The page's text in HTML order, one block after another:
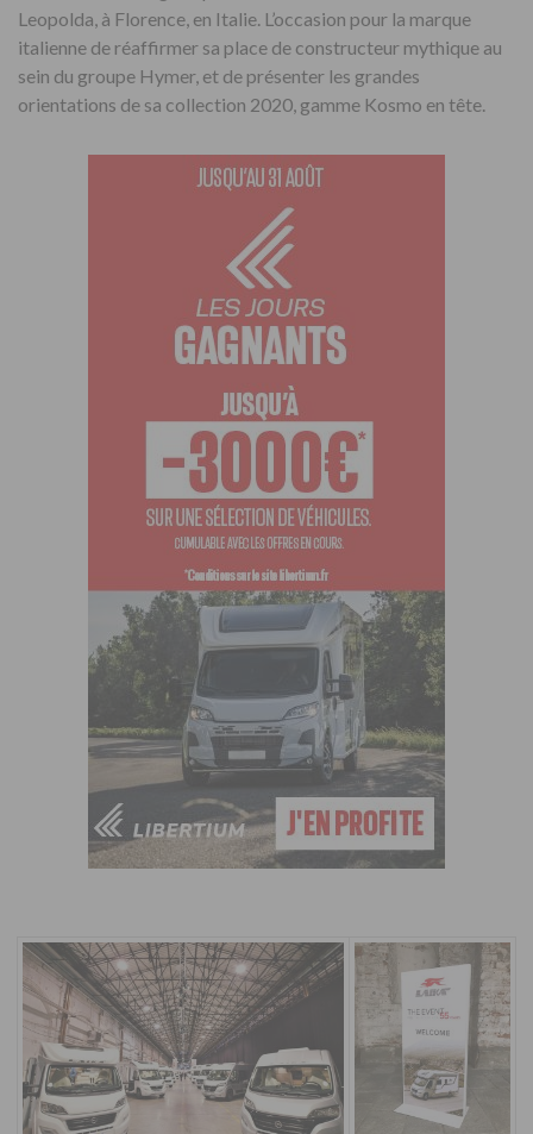
Leopolda, à Florence, en Italie. L’occasion pour la marque
italienne de réaffirmer sa place de constructeur mythique au
sein du groupe Hymer, et de présenter les grandes
orientations de sa collection 2020, gamme Kosmo en tête.